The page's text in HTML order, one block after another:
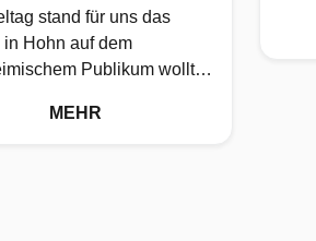
stand für uns das
Hohn auf dem
Publikum wollten
was wir können
MEHR
ein